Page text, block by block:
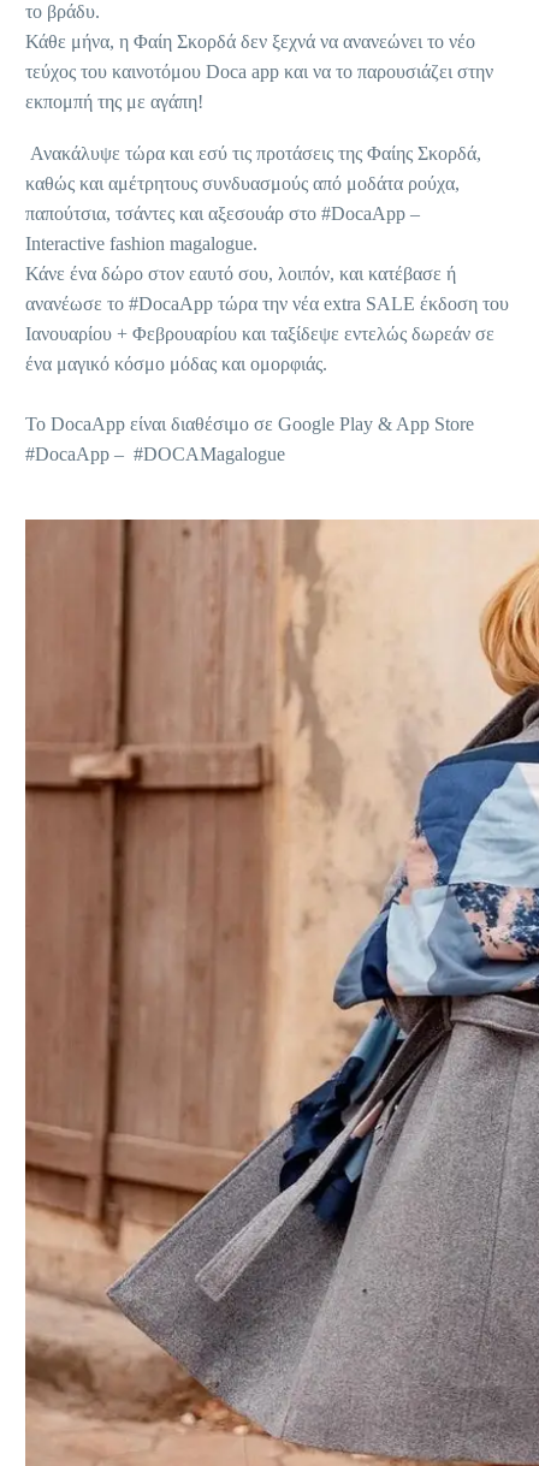
το βράδυ.
Κάθε μήνα, η Φαίη Σκορδά δεν ξεχνά να ανανεώνει το νέο
τεύχος του καινοτόμου Doca app και να το παρουσιάζει στην
εκπομπή της με αγάπη!
Ανακάλυψε τώρα και εσύ τις προτάσεις της Φαίης Σκορδά,
καθώς και αμέτρητους συνδυασμούς από μοδάτα ρούχα,
παπούτσια, τσάντες και αξεσουάρ στο #DocaApp –
Interactive fashion magalogue.
Κάνε ένα δώρο στον εαυτό σου, λοιπόν, και κατέβασε ή
ανανέωσε το #DocaApp τώρα την νέα extra SALE έκδοση του
Ιανουαρίου + Φεβρουαρίου και ταξίδεψε εντελώς δωρεάν σε
ένα μαγικό κόσμο μόδας και ομορφιάς.
Το DocaApp είναι διαθέσιμο σε Google Play & App Store
#DocaApp – #DOCAMagalogue